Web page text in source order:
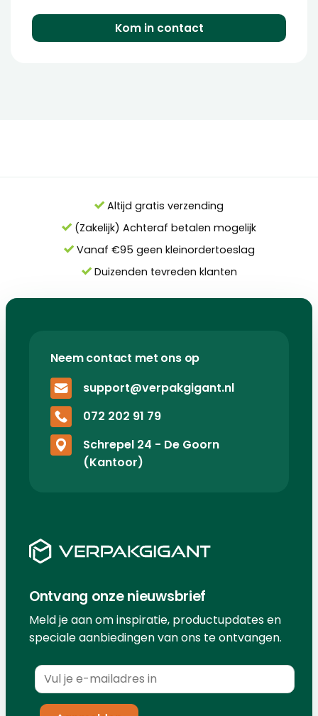
Kom in contact
Altijd gratis verzending
(Zakelijk) Achteraf betalen mogelijk
Vanaf €95 geen kleinordertoeslag
Duizenden tevreden klanten
Neem contact met ons op
support@verpakgigant.nl
072 202 91 79
Schrepel 24 - De Goorn
(Kantoor)
Ontvang onze nieuwsbrief
Meld je aan om inspiratie, productupdates en
speciale aanbiedingen van ons te ontvangen.